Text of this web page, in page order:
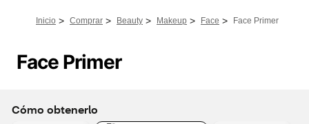
Inicio > Comprar > Beauty > Makeup > Face > Face Primer
Face Primer
Cómo obtenerlo